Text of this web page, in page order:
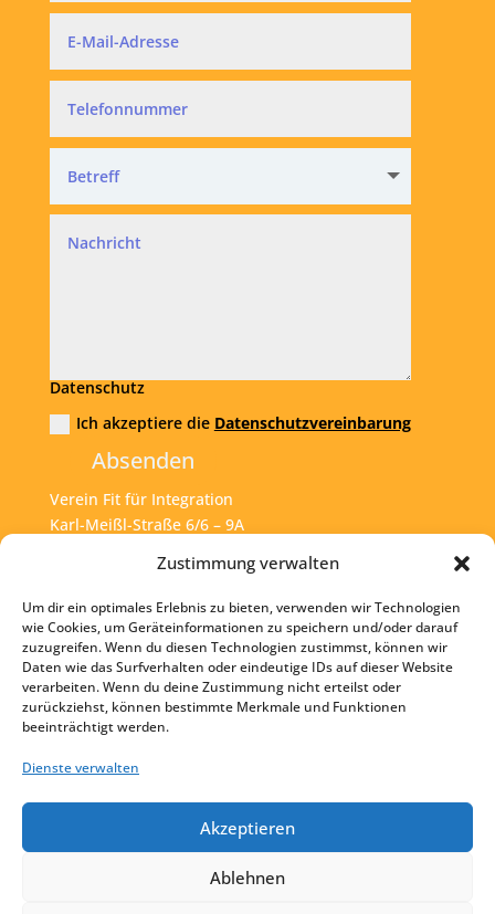
Zustimmung verwalten
Um dir ein optimales Erlebnis zu bieten, verwenden wir Technologien
wie Cookies, um Geräteinformationen zu speichern und/oder darauf
zuzugreifen. Wenn du diesen Technologien zustimmst, können wir
Daten wie das Surfverhalten oder eindeutige IDs auf dieser Website
verarbeiten. Wenn du deine Zustimmung nicht erteilst oder
zurückziehst, können bestimmte Merkmale und Funktionen
beeinträchtigt werden.
Dienste verwalten
Akzeptieren
Ablehnen
Datenschutz
Ich akzeptiere die Datenschutzvereinbarung
Absenden
Verein Fit für Integration
Karl-Meißl-Straße 6/6 – 9A
Tel:+43 1 925 77 46
Mail: office@fit4int.at
Startseite
Kontakt
Impressum